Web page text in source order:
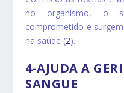
no organismo, o
comprometido e
na saúde (2).
4-AJUDA A
SANGUE